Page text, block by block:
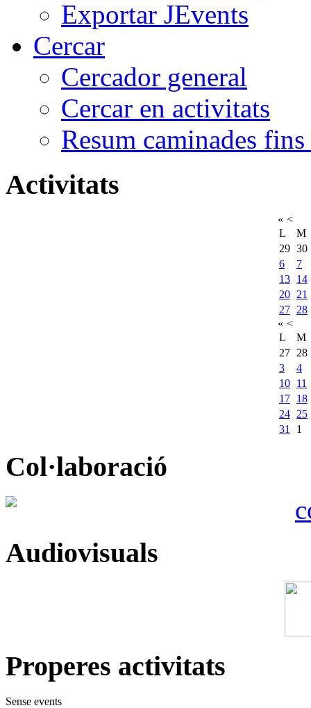
Exportar JEvents
Cercar
Cercador general
Cercar en activitats
Resum caminades
Activitats
« <
L
M
29 30
6
7
13 14
20 21
27 28
« <
L
M
27 28
3
4
10 11
17 18
24 25
31
1
Col·laboració
Audiovisuals
Properes activitats
Sense events